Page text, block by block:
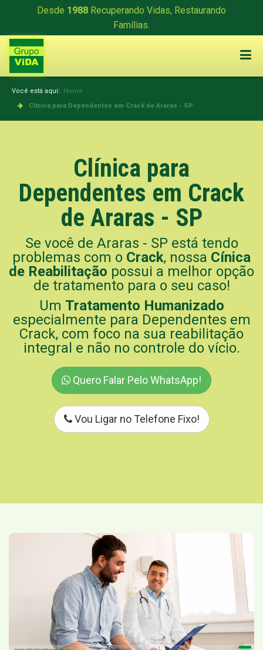
Desde 1988 Recuperando Vidas, Restaurando
Famílias.
Você está aqui: Home
Clínica para Dependentes em Crack de Araras - SP
Clínica para
Dependentes em Crack
de Araras - SP
Se você de Araras - SP está tendo
problemas com o Crack, nossa Cínica
de Reabilitação possui a melhor opção
de tratamento para o seu caso!
Um Tratamento Humanizado
especialmente para Dependentes em
Crack, com foco na sua reabilitação
integral e não no controle do vício.
Quero Falar Pelo WhatsApp!
Vou Ligar no Telefone Fixo!